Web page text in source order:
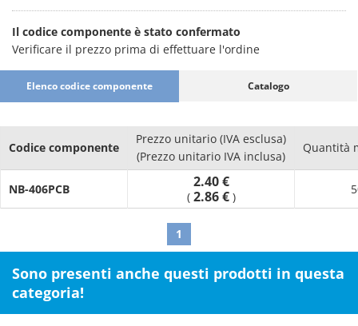
[Heat distortion temperature] 1.82 MPa...65°C
[UL Standard] UL94-HB (Materials)
Silicone rubber washer (SRW)
[Material] Silicone rubber
[Hardness] 50°(Durometer type A), 49° (IRHD reference value)
NBR washer (RW)
[Hardness] 70° (Durometer type A), 63° (IRHD reference value)
Il codice componente è stato confermato
Verificare il prezzo prima di effettuare l'ordine
Elenco codice componente Catalogo
Codice componente
Prezzo unitario (IVA esclusa)
(Prezzo unitario IVA inclusa)
Quantità
NB-406PCB 2.40 €
( 2.86 € )
1
Sono presenti anche questi prodotti in questa
categoria!